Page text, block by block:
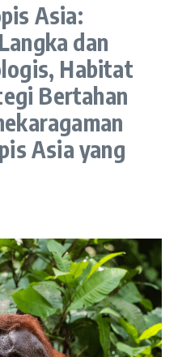
Asia:
dan
Habitat
Bertahan
Asia yang